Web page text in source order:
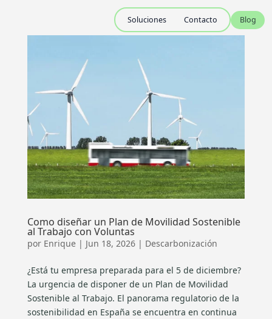
Como diseñar un Plan de Movilidad Sostenible
al Trabajo con Voluntas
por Enrique| Jun 18, 2026| Descarbonización
¿Está tu empresa preparada para el 5 de diciembre?
La urgencia de disponer de un Plan de Movilidad
Sostenible al Trabajo. El panorama regulatorio de la
sostenibilidad en España se encuentra en continua
Soluciones Contacto Blog